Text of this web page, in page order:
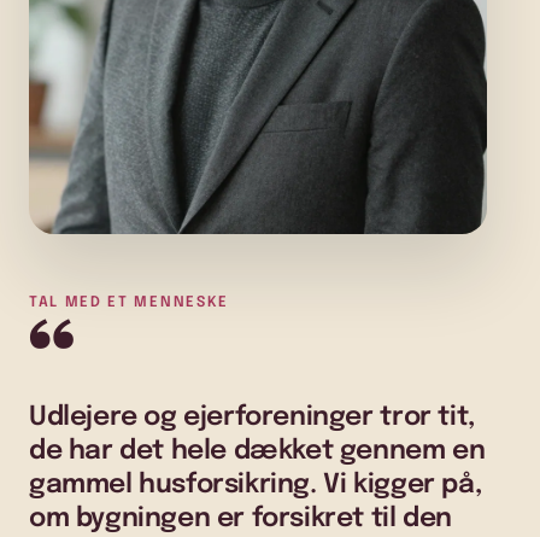
TAL MED ET MENNESKE
“
Udlejere og ejerforeninger tror tit,
de har det hele dækket gennem en
gammel husforsikring. Vi kigger på,
om bygningen er forsikret til den